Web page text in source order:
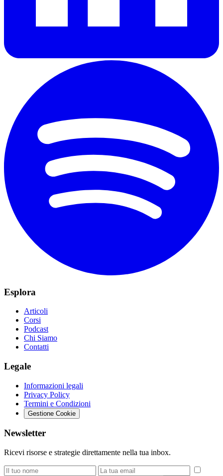
Esplora
Articoli
Corsi
Podcast
Chi Siamo
Contatti
Legale
Informazioni legali
Privacy Policy
Termini e Condizioni
Gestione Cookie
Newsletter
Ricevi risorse e strategie direttamente nella tua inbox.